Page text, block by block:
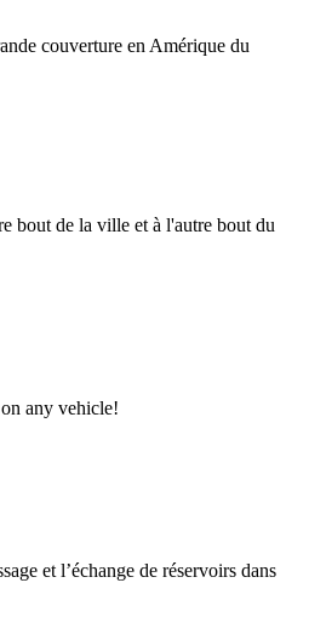
couverture en Amérique du
bout de la ville et à l'autre bout du
any vehicle!
et l’échange de réservoirs dans